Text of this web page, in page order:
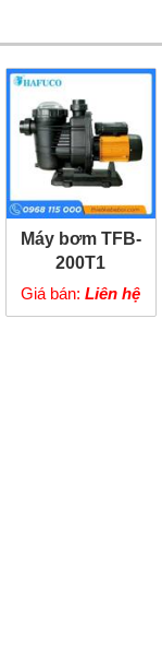
Máy bơm TFB-
200T1
Giá bán:Liên hệ